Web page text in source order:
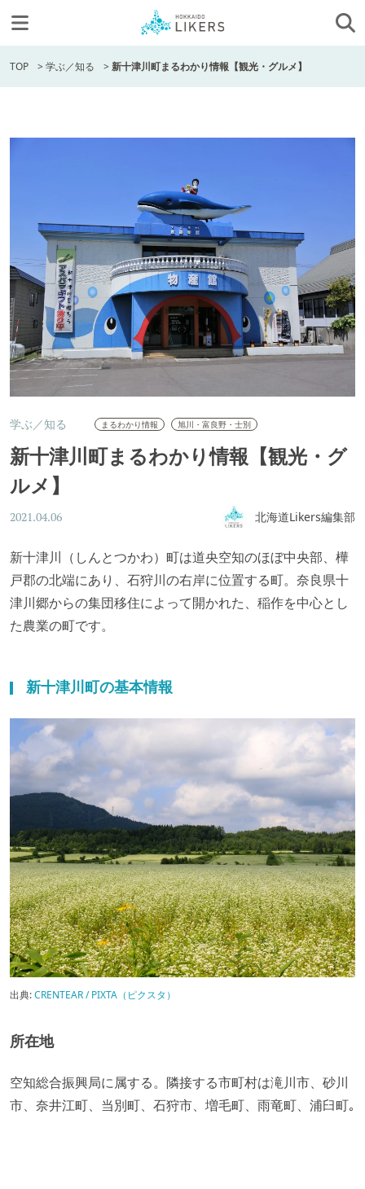
TOP >学ぶ／知る >新十津川町まるわかり情報【観光・グルメ】
学ぶ／知る まるわかり情報 旭川・富良野・士別
新十津川町まるわかり情報【観光・グ
ルメ】
2021.04.06 北海道Likers編集部
新十津川（しんとつかわ）町は道央空知のほぼ中央部、樺
戸郡の北端にあり、石狩川の右岸に位置する町。奈良県十
津川郷からの集団移住によって開かれた、稲作を中心とし
た農業の町です。
新十津川町の基本情報
出典:CRENTEAR / PIXTA（ピクスタ）
所在地
空知総合振興局に属する。隣接する市町村は滝川市、砂川
市、奈井江町、当別町、石狩市、増毛町、雨竜町、浦臼町｡